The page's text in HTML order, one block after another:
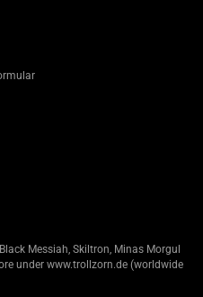
Messiah, Skiltron, Minas Morgul
under www.trollzorn.de (worldwide